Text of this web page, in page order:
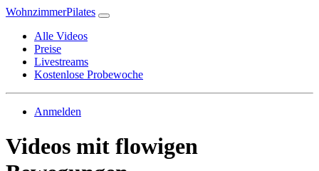
WohnzimmerPilates
Alle Videos
Preise
Livestreams
Kostenlose Probewoche
Anmelden
Videos mit flowigen